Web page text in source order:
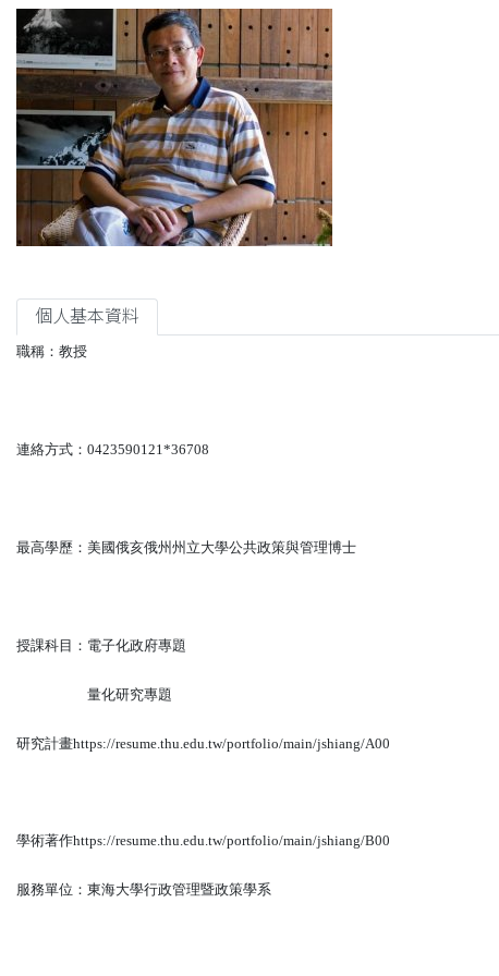
個人基本資料
職稱：教授
連絡方式： 0423590121*36708
最高學歷：美國俄亥俄州州立大學公共政策與管理博士
授課科目：電子化政府專題
量化研究專題
研究計畫https://resume.thu.edu.tw/portfolio/main/jshiang/A00
學術著作https://resume.thu.edu.tw/portfolio/main/jshiang/B00
服務單位：東海大學行政管理暨政策學系